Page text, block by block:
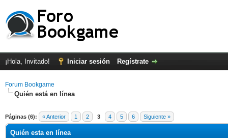
¡Hola, Invitado! Iniciar sesión Regístrate
Forum Bookgame
Quién está en línea
Páginas (6): « Anterior 1 2 3 4 5 6 Siguiente »
Quién esta en línea